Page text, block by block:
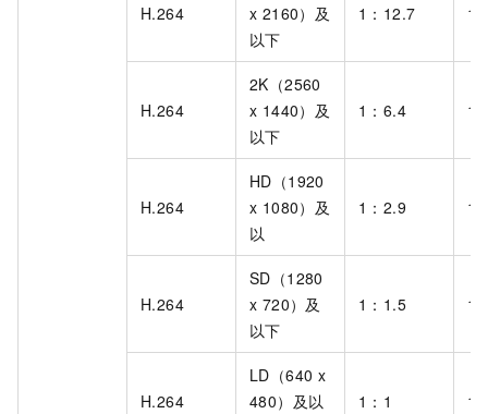
H.264
x 2160）及
以下
1：12.7 1
H.264
2K（2560
x 1440）及
以下
1：6.4 1
H.264
HD（1920
x 1080）及
以
1：2.9 1
H.264
SD（1280
x 720）及
以下
1：1.5 1
H.264
LD（640 x
480）及以
1：1 1